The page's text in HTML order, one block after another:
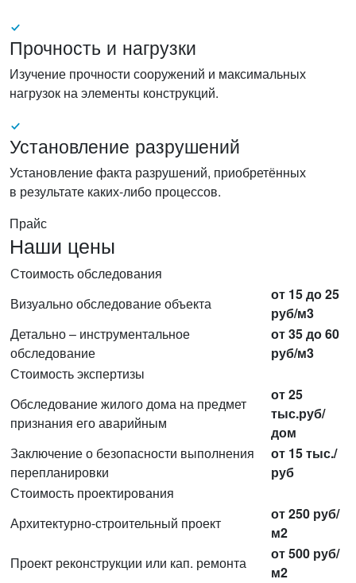
Прочность и нагрузки
Изучение прочности сооружений и максимальных
нагрузок на элементы конструкций.
Установление разрушений
Установление факта разрушений, приобретённых
в результате каких-либо процессов.
Прайс
Наши цены
Стоимость обследования
Визуально обследование объекта
от 15 до 25
руб/м3
Детально – инструментальное
обследование
от 35 до 60
руб/м3
Стоимость экспертизы
Обследование жилого дома на предмет
признания его аварийным
от 25
тыс.руб/
дом
Заключение о безопасности выполнения
перепланировки
от 15 тыс./
руб
Стоимость проектирования
Архитектурно-строительный проект
от 250 руб/
м2
Проект реконструкции или кап. ремонта
от 500 руб/
м2